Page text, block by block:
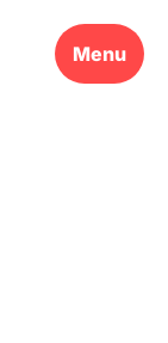
Menu